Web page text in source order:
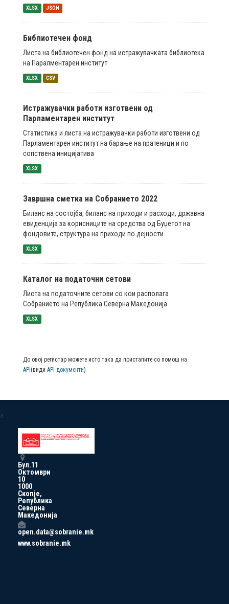
XLSX JSON
Библиотечен фонд
Листа на библиотечен фонд на истражувачката библиотека
на Паралментарен институт
XLSX CSV
Истражувачки работи изготвени од
Парламентарен институт
Статистика и листа на истражувачки работи изготвени од
Парламентарен институт на барање на пратеници и по
сопствена иницијатива
XLSX
Завршна сметка на Собранието 2022
Биланс на состојба, биланс на приходи и расходи, државна
евиденција за корисниците на средства од Буџетот на
фондовите, структура на приходи по дејности
XLSX
Каталог на податочни сетови
Листа на податочните сетови со кои располага
Собранието на Република Северна Македонија
XLSX
До овој регистар можете исто така да пристапите со помош на
API (види API документи)
a
Бул.11
Октомври
10
1000
Скопје,
Република
Северна
Македонија
open.data@sobranie.mk
www.sobranie.mk